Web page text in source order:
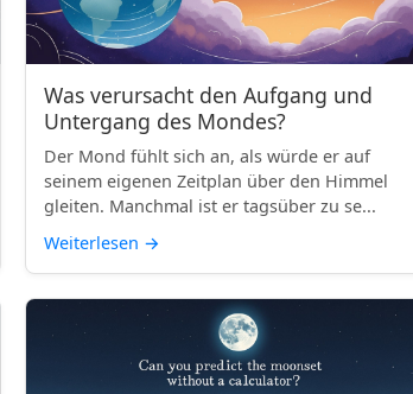
Was verursacht den Aufgang und
Untergang des Mondes?
Der Mond fühlt sich an, als würde er auf
seinem eigenen Zeitplan über den Himmel
gleiten. Manchmal ist er tagsüber zu se...
Weiterlesen →